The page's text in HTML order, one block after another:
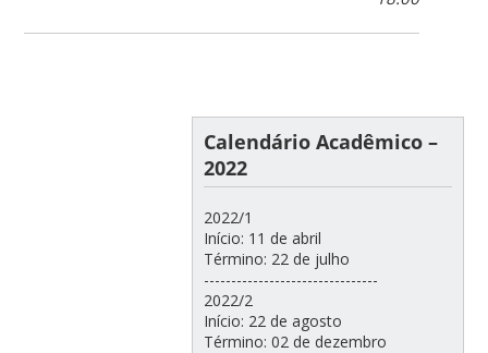
Calendário Acadêmico –
2022
2022/1
Início: 11 de abril
Término: 22 de julho
--------------------------------
2022/2
Início: 22 de agosto
Término: 02 de dezembro